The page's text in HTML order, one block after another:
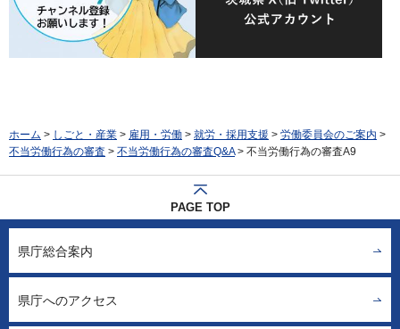
ホーム > しごと・産業 > 雇用・労働 > 就労・採用支援 > 労働委員会のご案内 >
不当労働行為の審査 > 不当労働行為の審査Q&A> 不当労働行為の審査A9
PAGE TOP
県庁総合案内
県庁へのアクセス